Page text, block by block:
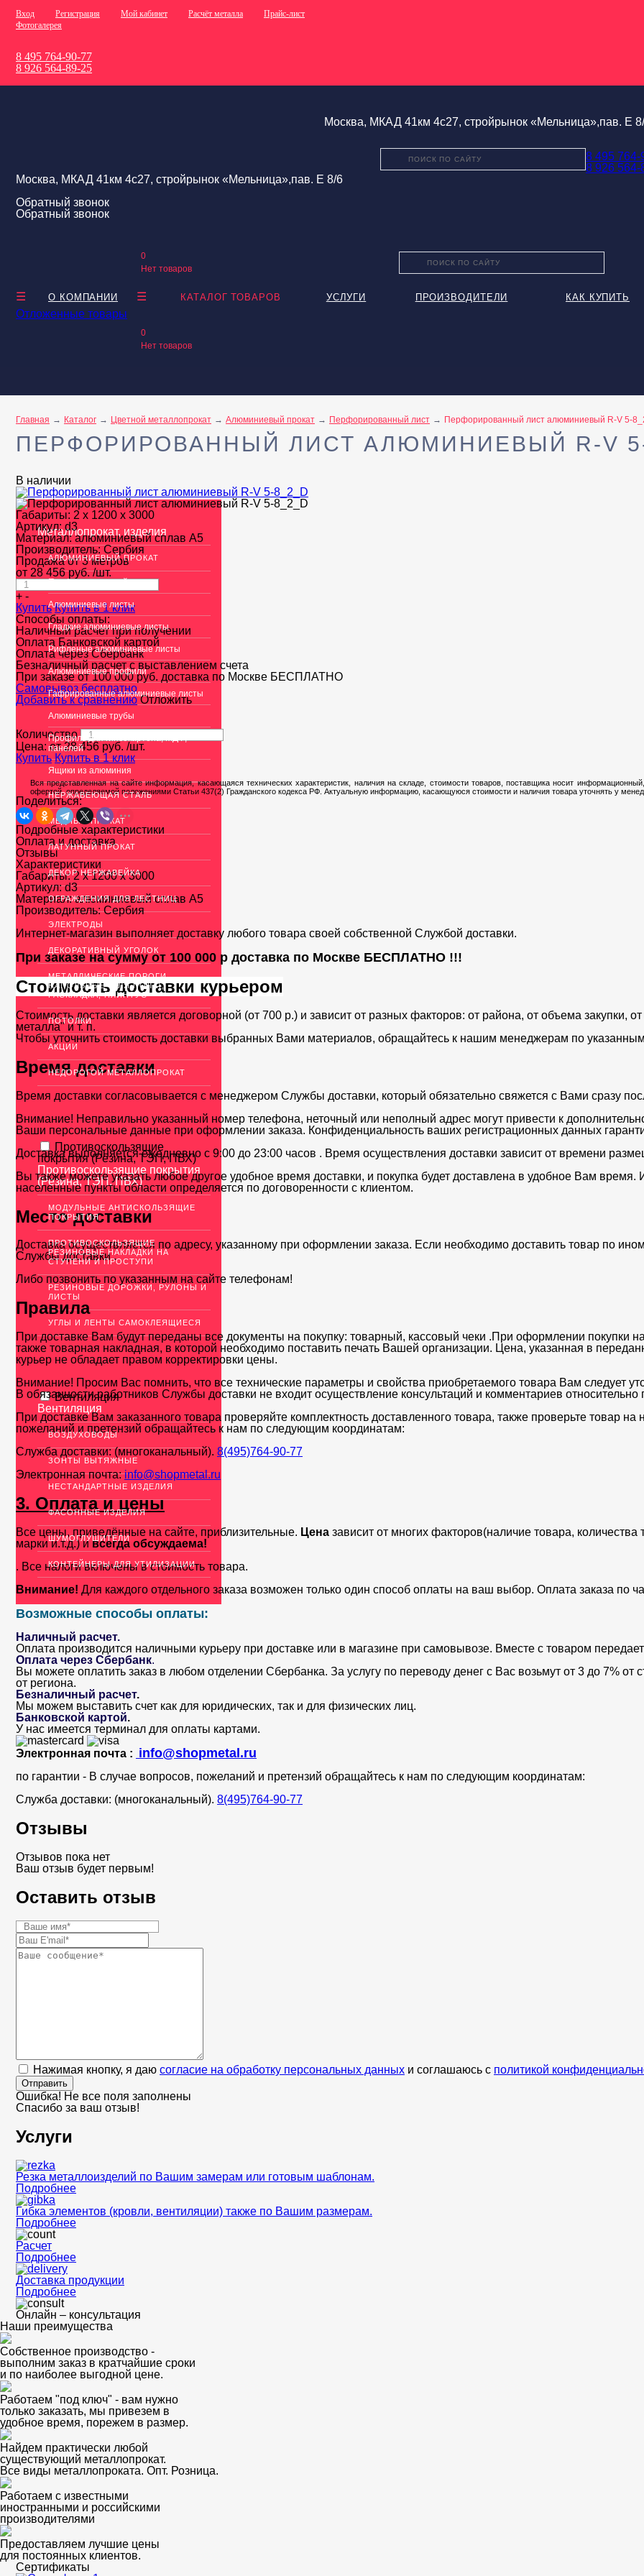
Вход Регистрация Мой кабинет Расчёт металла
Прайс-лист
Фотогалерея
8 495 764-90-77
8 926 564-89-25
Москва, МКАД 41км 4с27, стройрынок «Мельница»,пав. Е
8 495 764-
8 926 564-
Москва, МКАД 41км 4с27, стройрынок «Мельница»,пав. Е 8/6
Обратный звонок
Обратный звонок
0
Нет товаров
О КОМПАНИИ КАТАЛОГ ТОВАРОВ УСЛУГИ ПРОИЗВОДИТЕЛИ КАК КУПИТЬ
Отложенные товары
0
Нет товаров
Главная Каталог Цветной металлопрокат Алюминиевый прокат Перфорированный лист Перфорированный лист алюминиевый R-V 5-
ПЕРФОРИРОВАННЫЙ ЛИСТ АЛЮМИНИЕВЫЙ R-V 5-
Металлопрокат, изделия
АЛЮМИНИЕВЫЙ ПРОКАТ
Перфорированный лист
Алюминиевые листы
Гладкие алюминиевые листы
Рифленые алюминиевые листы
Алюминиевые профили
Гафрированные алюминиевые листы
Алюминиевые трубы
Профиль для гипсокартона, МДФ,
панелей
Ящики из алюминия
НЕРЖАВЕЮЩАЯ СТАЛЬ
МЕДНЫЙ ПРОКАТ
ЛАТУННЫЙ ПРОКАТ
ДЕКОР НЕРЖАВЕЙКА
ОГРАЖДЕНИЯ ДЛЯ ЛЕСТНИЦ
ЭЛЕКТРОДЫ
ДЕКОРАТИВНЫЙ УГОЛОК
МЕТАЛЛИЧЕСКИЕ ПОРОГИ
НАПОЛЬНЫЕ (ДЛЯ ПОЛА),
РАСКЛАДКА, ПЛИНТУС
ПОТОЛКИ
АКЦИИ
НЕДОРОГОЙ МЕТАЛЛОПРОКАТ
Противоскользящие
покрытия (Резина, ТЭП, ПВХ)
Противоскользящие покрытия
(Резина, ТЭП, ПВХ)
МОДУЛЬНЫЕ АНТИСКОЛЬЗЯЩИЕ
ПОКРЫТИЯ
ПРОТИВОСКОЛЬЗЯЩИЕ
РЕЗИНОВЫЕ НАКЛАДКИ НА
СТУПЕНИ И ПРОСТУПИ
РЕЗИНОВЫЕ ДОРОЖКИ, РУЛОНЫ И
ЛИСТЫ
УГЛЫ И ЛЕНТЫ САМОКЛЕЯЩИЕСЯ
Вентиляция
Вентиляция
ВОЗДУХОВОДЫ
ЗОНТЫ ВЫТЯЖНЫЕ
НЕСТАНДАРТНЫЕ ИЗДЕЛИЯ
ФАСОННЫЕ ИЗДЕЛИЯ
ШУМОГЛУШИТЕЛИ
КОНТЕЙНЕРЫ ДЛЯ УТИЛИЗАЦИИ
В наличии
Габариты: 2 х 1200 х 3000
Артикул:d3
Материал:алюминиевый сплав А5
Производитель:Сербия
Продажа от 3 метров
от 28 456руб. /шт.
+ -
Купить Купить в 1 клик
Способы оплаты:
Наличный расчет при получении
Оплата Банковской картой
Оплата через Сбербанк
Безналичный расчет с выставлением счета
При заказе от 100 000 руб. доставка по Москве БЕСПЛАТНО
Cамовывоз бесплатно
Добавить к сравнению Отложить
Количество
Цена: от28 456 руб. /шт.
Купить Купить в 1 клик
Вся представленная на сайте информация, касающаяся технических характеристик, наличия на складе, стоимости товаров, поставщика носит
офертой, определяемой положениями Статьи 437(2) Гражданского кодекса РФ. Актуальную информацию, касающуюся стоимости и наличия товара уточнять у
Поделиться:
Подробные характеристики
Оплата и доставка
Отзывы
Характеристики
Габариты:2 х 1200 х 3000
Артикул:d3
Материал:алюминиевый сплав А5
Производитель:Сербия
Интернет-магазин выполняет доставку любого товара своей собственной Службой доставки.
При заказе на сумму от 100 000 р доставка по Москве БЕСПЛАТНО !!!
Стоимость доставки курьером
Стоимость доставки является договорной (от 700 р.) и зависит от разных факторов: от района, от объема закупки,
металла" и т. п.
Чтобы уточнить стоимость доставки выбранных Вами материалов, обращайтесь к нашим менеджерам по указанным
Время доставки
Время доставки согласовывается с менеджером Службы доставки, который обязательно свяжется с Вами сразу
Внимание! Неправильно указанный номер телефона, неточный или неполный адрес могут привести к
Ваши персональные данные при оформлении заказа. Конфиденциальность ваших регистрационных данных
Доставка выполняется ежедневно с 9:00 до 23:00 часов . Время осуществления доставки зависит от времени
Вы также можете указать любое другое удобное время доставки, и покупка будет доставлена в удобное Вам
населенные пункты области определяется по договоренности с клиентом.
Место доставки
Доставка осуществляется по адресу, указанному при оформлении заказа. Если необходимо доставить товар по
Службы доставки .
Либо позвонить по указанным на сайте телефонам!
Правила
При доставке Вам будут переданы все документы на покупку: товарный, кассовый чеки .При оформлении покупки
также товарная накладная, в которой необходимо поставить печать Вашей организации. Цена, указанная в
курьер не обладает правом корректировки цены.
Внимание! Просим Вас помнить, что все технические параметры и свойства приобретаемого товара Вам следует
В обязанности работников Службы доставки не входит осуществление консультаций и комментариев относительно
При доставке Вам заказанного товара проверяйте комплектность доставленного товара, также проверьте товар
пожеланий и претензий обращайтесь к нам по следующим координатам:
Служба доставки: (многоканальный). 8(495)764-90-77
Электронная почта:info@shopmetal.ru
3. Оплата и цены
Все цены, приведённые на сайте, приблизительные. Цена зависит от многих факторов(наличие товара,
марки и.т.д.) и всегда обсуждаема!
. Все налоги включены в стоимость товара.
Внимание! Для каждого отдельного заказа возможен только один способ оплаты на ваш выбор. Оплата заказа по
Возможные способы оплаты:
Наличный расчет.
Оплата производится наличными курьеру при доставке или в магазине при самовывозе. Вместе с товаром
Оплата через Сбербанк.
Вы можете оплатить заказ в любом отделении Сбербанка. За услугу по переводу денег с Вас возьмут от 3 до 7% от
от региона.
Безналичный расчет.
Мы можем выставить счет как для юридических, так и для физических лиц.
Банковской картой.
У нас имеется терминал для оплаты картами.
Электронная почта : info@shopmetal.ru
по гарантии - В случае вопросов, пожеланий и претензий обращайтесь к нам по следующим координатам:
Служба доставки: (многоканальный). 8(495)764-90-77
Отзывы
Отзывов пока нет
Ваш отзыв будет первым!
Оставить отзыв
Нажимая кнопку, я даю согласие на обработку персональных данных и соглашаюсь с политикой
Отправить
Ошибка! Не все поля заполнены
Спасибо за ваш отзыв!
Услуги
Резка металлоизделий по Вашим замерам или готовым шаблонам.
Подробнее
Гибка элементов (кровли, вентиляции) также по Вашим размерам.
Подробнее
Расчет
Подробнее
Доставка продукции
Подробнее
Онлайн – консультация
Наши преимущества
Собственное производство -
выполним заказ в кратчайшие сроки
и по наиболее выгодной цене.
Работаем "под ключ" - вам нужно
только заказать, мы привезем в
удобное время, порежем в размер.
Найдем практически любой
существующий металлопрокат.
Все виды металлопроката. Опт. Розница.
Работаем с известными
иностранными и российскими
производителями
Предоставляем лучшие цены
для постоянных клиентов.
Сертификаты